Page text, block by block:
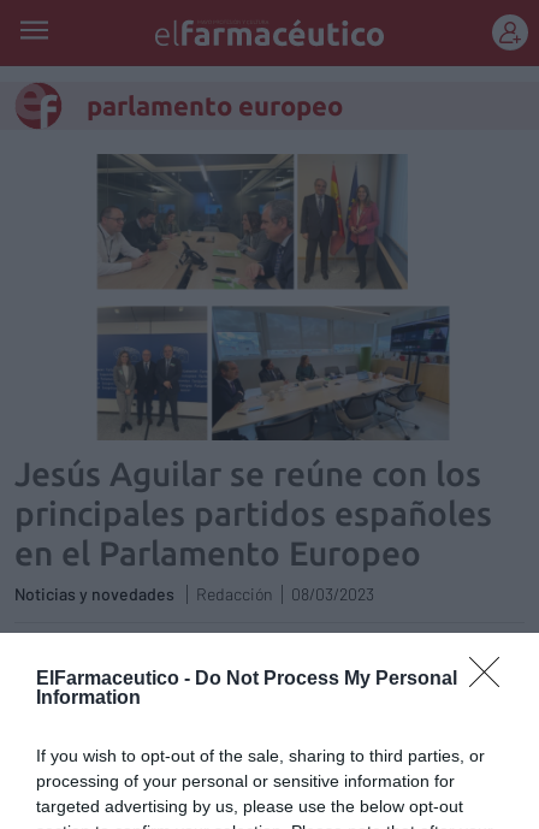
ElFarmaceutico - Do Not Process My Personal
Information
If you wish to opt-out of the sale, sharing to third parties, or
processing of your personal or sensitive information for
targeted advertising by us, please use the below opt-out
parlamento europeo
Jesús Aguilar se reúne con los
principales partidos españoles
en el Parlamento Europeo
Noticias y novedades Redacción 08/03/2023
El Parlamento Europeo archiva la denuncia de Afaran
contra la selección pública de medicamentos de
Andalucía
La consejera de Salud, Marina Álvarez, aseguró ayer que la decisión de
la Comisión de Peticiones del Parlamento Europeo de archivar la
denuncia de la Asociación de Farmacéuticos de Andalucía (Afaran)
sobre la selección pública de medicamentos de Andalucía es un «aval